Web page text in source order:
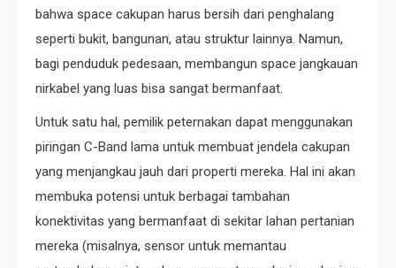
bahwa space cakupan harus bersih dari penghalang
seperti bukit, bangunan, atau struktur lainnya. Namun,
bagi penduduk pedesaan, membangun space jangkauan
nirkabel yang luas bisa sangat bermanfaat.
Untuk satu hal, pemilik peternakan dapat menggunakan
piringan C-Band lama untuk membuat jendela cakupan
yang menjangkau jauh dari properti mereka. Hal ini akan
membuka potensi untuk berbagai tambahan
konektivitas yang bermanfaat di sekitar lahan pertanian
mereka (misalnya, sensor untuk memantau